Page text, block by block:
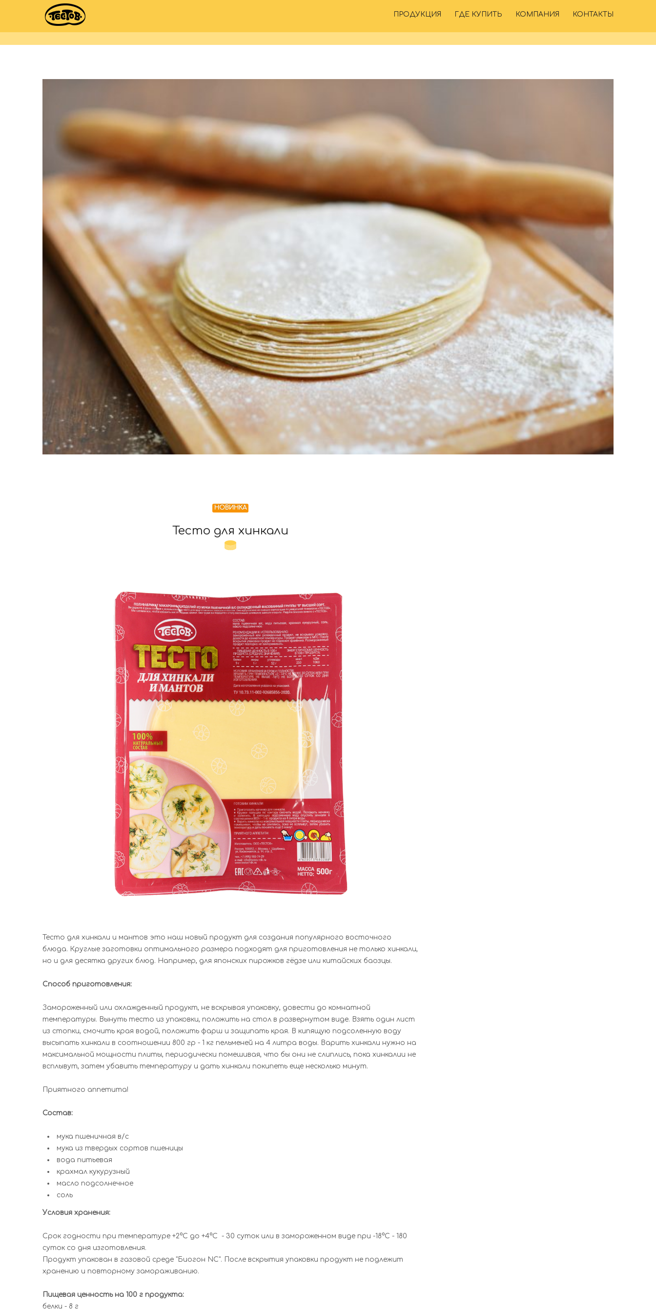
ПРОДУКЦИЯ ГДЕ КУПИТЬ КОМПАНИЯ КОНТАКТЫ
НОВИНКА
Тесто для хинкали
Тесто для хинкали и мантов это наш новый продукт для создания популярного восточного
блюда. Круглые заготовки оптимального размера подходят для приготовления не только хинкали,
но и для десятка других блюд. Например, для японских пирожков гёдзе или китайских баозцы.
Способ приготовления:
Замороженный или охлажденный продукт, не вскрывая упаковку, довести до комнатной
температуры. Вынуть тесто из упаковки, положить на стол в развернутом виде. Взять один лист
из стопки, смочить края водой, положить фарш и защипать края. В кипящую подсоленную воду
высыпать хинкали в соотношении 800 гр - 1 кг пельменей на 4 литра воды. Варить хинкали нужно на
максимальной мощности плиты, периодически помешивая, что бы они не слиплись, пока хинкалии не
всплывут, затем убавить температуру и дать хинкали покипеть еще несколько минут.
Приятного аппетита!
Состав:
мука пшеничная в/с
мука из твердых сортов пшеницы
вода питьевая
крахмал кукурузный
масло подсолнечное
соль
Условия хранения:
Срок годности при температуре +2°С до +4°С - 30 суток или в замороженном виде при -18°С - 180
суток со дня изготовления.
Продукт упакован в газовой среде "Биогон NC". После вскрытия упаковки продукт не подлежит
хранению и повторному замораживанию.
Пищевая ценность на 100 г продукта:
белки - 8 г